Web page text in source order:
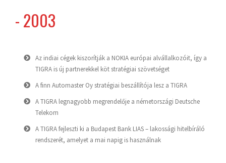
-2003
Az indiai cégek kiszorítják a NOKIA európai alvállalkozóit, így a
TIGRA is új partnerekkel köt stratégiai szövetséget
A finn Automaster Oy stratégiai beszállítója lesz a TIGRA
A TIGRA legnagyobb megrendelője a németországi Deutsche
Telekom
A TIGRA fejleszti ki a Budapest Bank LIAS – lakossági hitelbíráló
rendszerét, amelyet a mai napig is használnak